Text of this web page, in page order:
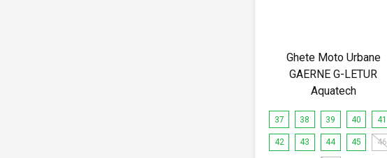
Ghete Moto Urbane
GAERNE G-LETUR
Aquatech
37 38 39 40 41
42 43 44 45 46